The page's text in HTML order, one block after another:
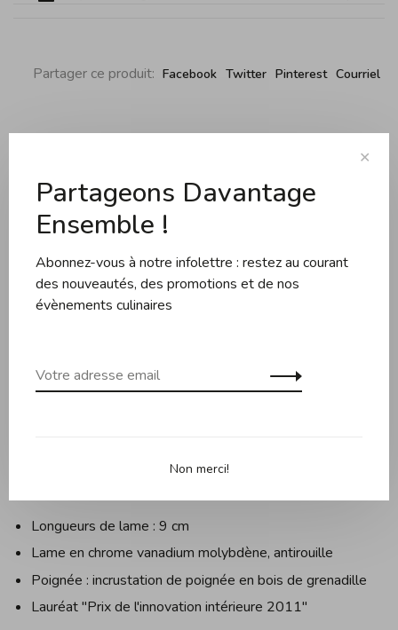
Partager ce produit: Facebook Twitter Pinterest Courriel
Le couteau d'office Güde D701/09 de la série Delta
dans la cuisine - il épluche, hache, nettoie et décore et est
idéal pour évider les fruits. La lame forgée à la main en acier
de couteau au chrome-vanadium-molybdène est faite d'une
de la série Delta Grenadil est en bois de grenadille tacheté
brun noir lourd, les incrustations du manche sont légèrement
Longueurs de lame : 9 cm
Lame en chrome vanadium molybdène, antirouille
Poignée : incrustation de poignée en bois de grenadille
Lauréat "Prix de l'innovation intérieure 2011"
✕
Partageons Davantage
Ensemble !
Abonnez-vous à notre infolettre : restez au courant
des nouveautés, des promotions et de nos
évènements culinaires
Non merci!